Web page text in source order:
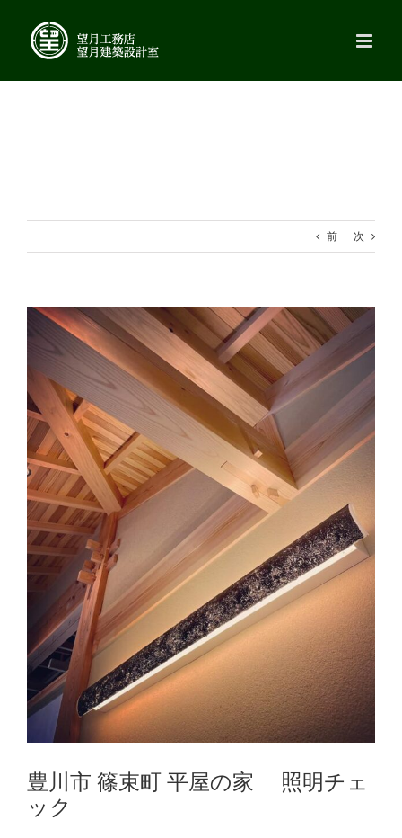
content
前 次
View
Larger
豊川市 篠束町 平屋の家 照明チェ
ック